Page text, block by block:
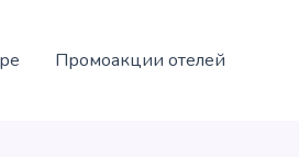
Промоакции отелей